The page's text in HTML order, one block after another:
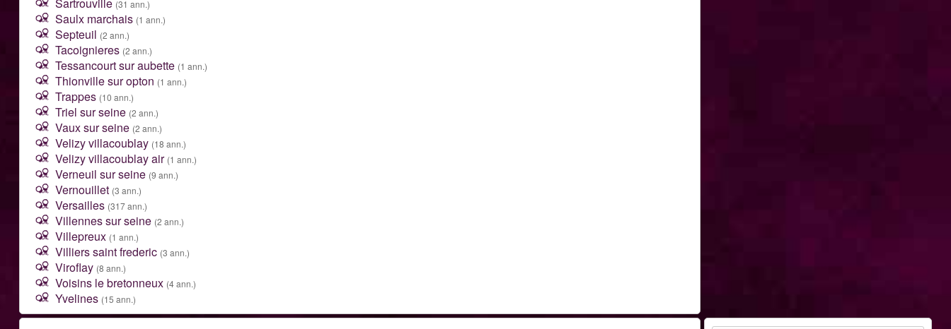
(31 ann.)
Saulx marchais (1 ann.)
Septeuil (2 ann.)
Tacoignieres (2 ann.)
Tessancourt sur aubette (1 ann.)
Thionville sur opton (1 ann.)
Trappes (10 ann.)
Triel sur seine (2 ann.)
Vaux sur seine (2 ann.)
Velizy villacoublay (18 ann.)
Velizy villacoublay air (1 ann.)
Verneuil sur seine (9 ann.)
Vernouillet (3 ann.)
Versailles (317 ann.)
Villennes sur seine (2 ann.)
Villepreux (1 ann.)
Villiers saint frederic (3 ann.)
Viroflay (8 ann.)
Voisins le bretonneux (4 ann.)
Yvelines (15 ann.)